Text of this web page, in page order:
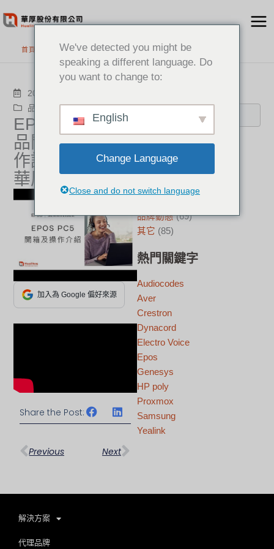
至
首頁 最新消息
2024-12-29
品牌動態
EPOS
EPOS PC5 產
品開箱及簡易操
作說明|Hualiteq
華厚
加入為 Google 偏好來源
Share the Post:
上一頁
Previous Next
下一篇
搜尋
分類
新聞中心(21)
成功案例
品牌動態(69)
其它 (85)
熱門關鍵字
Audiocodes
Aver
Crestron
Dynacord
Electro Voice
Epos
Genesys
HP poly
Proxmox
Samsung
Yealink
解決方案
代理品牌
We've detected you might be
speaking a different language. Do
you want to change to:
English
Change Language
Close and do not switch language